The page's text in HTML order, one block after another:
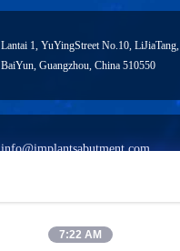
Lantai 1, YuYingStreet No.10,
BaiYun, Guangzhou, China 510550
info@implantsabutment.com
7:22 AM